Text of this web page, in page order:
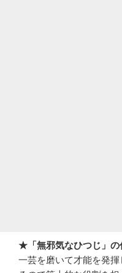
★「無邪気なひつじ」の
一芸を磨いて才能を発